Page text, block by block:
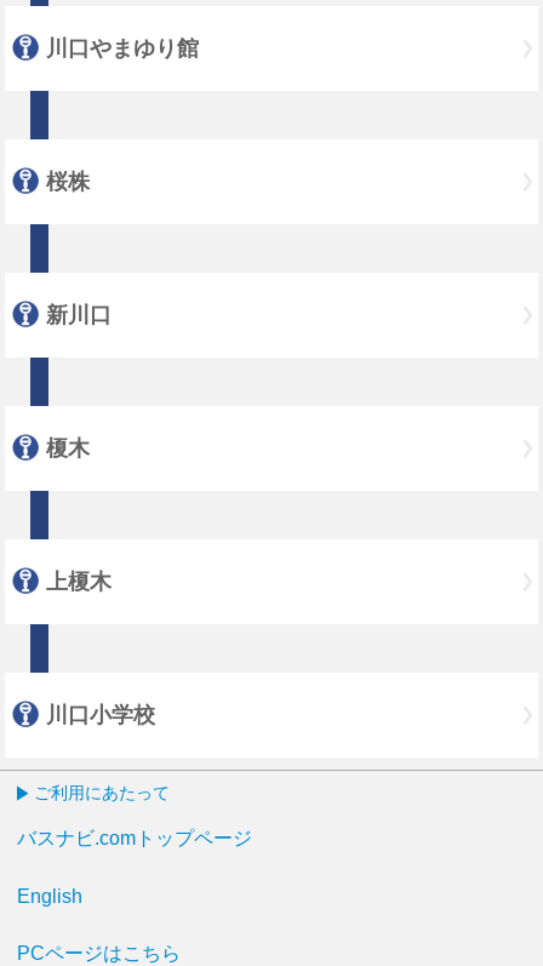
川口やまゆり館
桜株
新川口
榎木
上榎木
川口小学校
ご利用にあたって
バスナビ.comトップページ
English
PCページはこちら